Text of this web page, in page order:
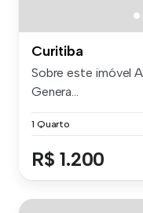
Curitiba
Sobre este imóvel
Genera...
1 Quarto
R$ 1.200